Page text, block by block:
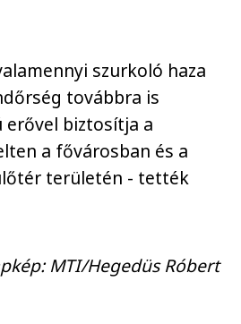
szurkoló haza
továbbra is
erővel biztosítja a
a fővárosban és a
területén - tették
MTI/Hegedüs Róbert